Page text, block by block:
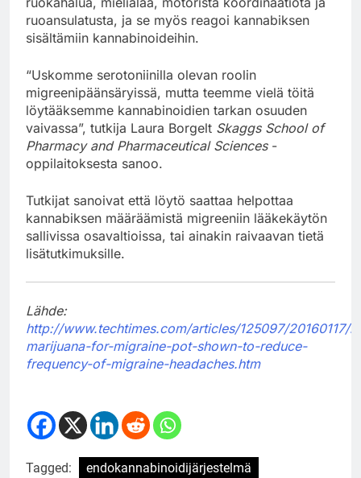
ruoansulatusta, ja se myös reagoi kannabiksen
sisältämiin kannabinoideihin.
“Uskomme serotoniinilla olevan roolin
migreenipäänsäryissä, mutta teemme vielä töitä
löytääksemme kannabinoidien tarkan osuuden
vaivassa”, tutkija Laura Borgelt Skaggs School of
Pharmacy and Pharmaceutical Sciences -
oppilaitoksesta sanoo.
Tutkijat sanoivat että löytö saattaa helpottaa
kannabiksen määräämistä migreeniin lääkekäytön
sallivissa osavaltioissa, tai ainakin raivaavan tietä
lisätutkimuksille.
Lähde:
http://www.techtimes.com/articles/125097/20160117/
marijuana-for-migraine-pot-shown-to-reduce-
frequency-of-migraine-headaches.htm
Tagged:
endokannabinoidijärjestelmä